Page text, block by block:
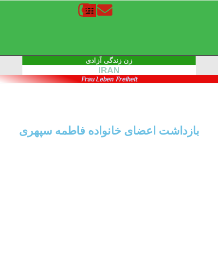
زن زندگی آزادی
IRAN
Frau Leben Freiheit
بازداشت اعضای خانواده فاطمه سپهری